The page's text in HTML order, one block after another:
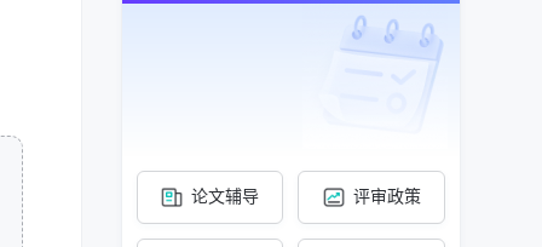
论文辅导 评审政策